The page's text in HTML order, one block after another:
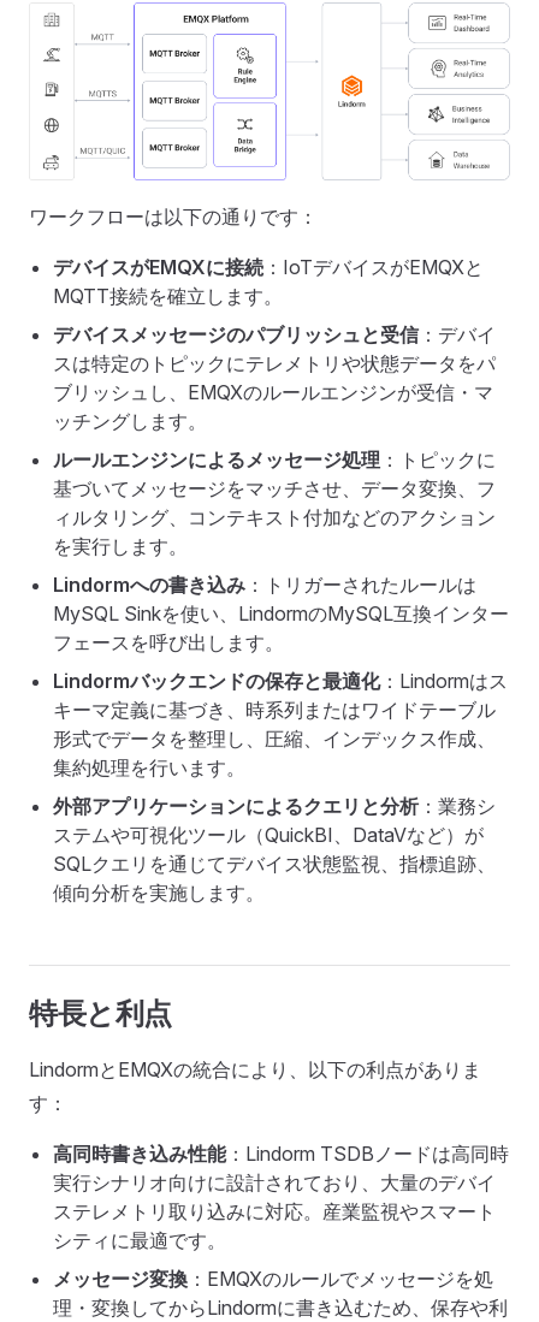
ワークフローは以下の通りです：
デバイスがEMQXに接続 ：IoTデバイスがEMQXと
MQTT接続を確立します。
デバイスメッセージのパブリッシュと受信 ：デバイ
スは特定のトピックにテレメトリや状態データをパ
ブリッシュし、EMQXのルールエンジンが受信・マ
ッチングします。
ルールエンジンによるメッセージ処理 ：トピックに
基づいてメッセージをマッチさせ、データ変換、フ
ィルタリング、コンテキスト付加などのアクション
を実行します。
Lindormへの書き込み ：トリガーされたルールは
MySQL Sinkを使い、LindormのMySQL互換インター
フェースを呼び出します。
Lindormバックエンドの保存と最適化：Lindormはス
キーマ定義に基づき、時系列またはワイドテーブル
形式でデータを整理し、圧縮、インデックス作成、
集約処理を行います。
外部アプリケーションによるクエリと分析：業務シ
ステムや可視化ツール（QuickBI、DataVなど）が
SQLクエリを通じてデバイス状態監視、指標追跡、
傾向分析を実施します。
特長と利点
LindormとEMQXの統合により、以下の利点がありま
す：
高同時書き込み性能：Lindorm TSDBノードは高同時
実行シナリオ向けに設計されており、大量のデバイ
ステレメトリ取り込みに対応。産業監視やスマート
シティに最適です。
メッセージ変換 ：EMQXのルールでメッセージを処
理・変換してからLindormに書き込むため、保存や利